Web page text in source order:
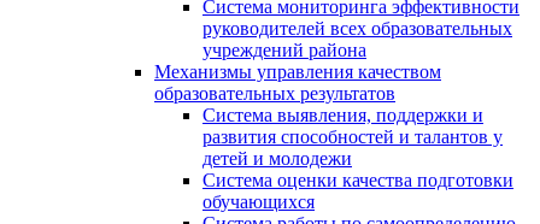
Система мониторинга эффективности
руководителей всех образовательных
учреждений района
Механизмы управления качеством
образовательных результатов
Система выявления, поддержки и
развития способностей и талантов у
детей и молодежи
Система оценки качества подготовки
обучающихся